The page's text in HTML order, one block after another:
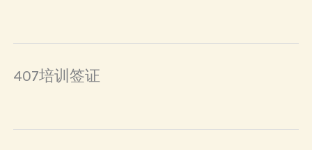
407培训签证